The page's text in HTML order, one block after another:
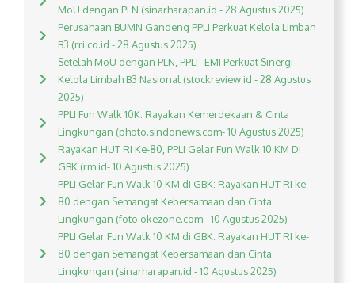
MoU dengan PLN (sinarharapan.id - 28 Agustus 2025)
Perusahaan BUMN Gandeng PPLI Perkuat Kelola Limbah
B3 (rri.co.id - 28 Agustus 2025)
Setelah MoU dengan PLN, PPLI–EMI Perkuat Sinergi
Kelola Limbah B3 Nasional (stockreview.id - 28 Agustus
2025)
PPLI Fun Walk 10K: Rayakan Kemerdekaan & Cinta
Lingkungan (photo.sindonews.com- 10 Agustus 2025)
Rayakan HUT RI Ke-80, PPLI Gelar Fun Walk 10 KM Di
GBK (rm.id- 10 Agustus 2025)
PPLI Gelar Fun Walk 10 KM di GBK: Rayakan HUT RI ke-
80 dengan Semangat Kebersamaan dan Cinta
Lingkungan (foto.okezone.com - 10 Agustus 2025)
PPLI Gelar Fun Walk 10 KM di GBK: Rayakan HUT RI ke-
80 dengan Semangat Kebersamaan dan Cinta
Lingkungan (sinarharapan.id - 10 Agustus 2025)